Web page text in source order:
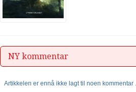
NY kommentar
Artikkelen er ennå ikke lagt til noen kommentar